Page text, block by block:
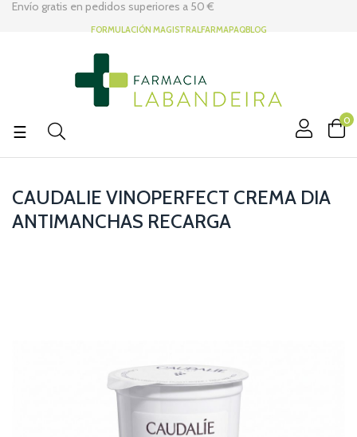
Envío gratis en pedidos superiores a 50 €
FORMULACIÓN MAGISTRALFARMAPAQBLOG
0
Navegación
palanca
☰
CAUDALIE VINOPERFECT CREMA DIA
ANTIMANCHAS RECARGA